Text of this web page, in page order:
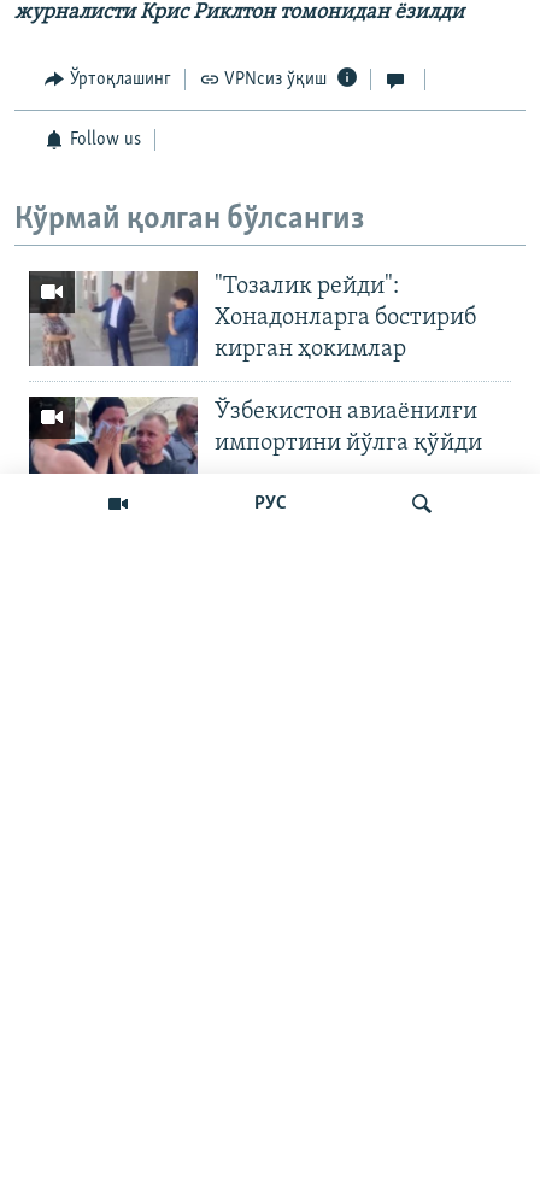
РУС
журналисти Крис Риклтон томонидан ёзилди
Ўртоқлашинг VPNсиз ўқиш
Follow us
Кўрмай қолган бўлсангиз
"Тозалик рейди":
Хонадонларга бостириб
кирган ҳокимлар
Ўзбекистон авиаёнилғи
импортини йўлга қўйди